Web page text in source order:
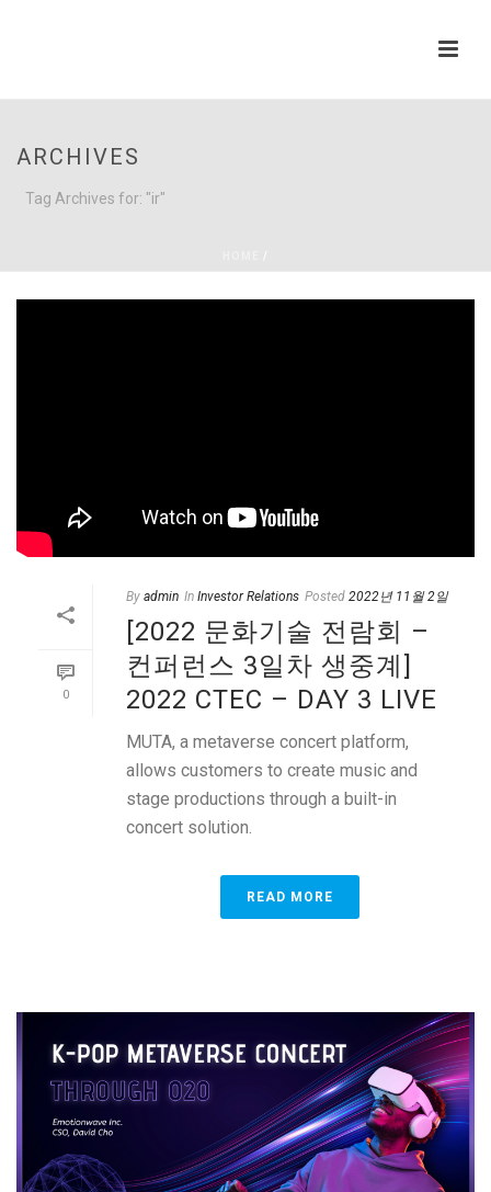
ARCHIVES
Tag Archives for: "ir"
/
0
By admin In Investor Relations Posted 2022년 11월 2일
[2022 문화기술 전람회 –
컨퍼런스 3일차 생중계]
2022 CTEC – DAY 3 LIVE
MUTA, a metaverse concert platform,
allows customers to create music and
stage productions through a built-in
concert solution.
READ MORE